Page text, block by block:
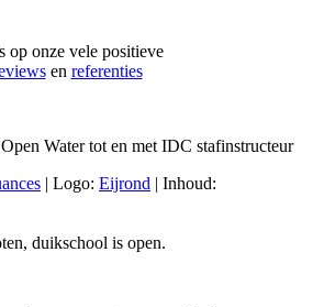
op onze vele positieve
en referenties
Water tot en met IDC stafinstructeur
| Logo: Eijrond | Inhoud:
duikschool is open.